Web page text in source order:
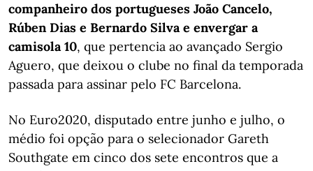
companheiro dos portugueses João Cancelo,
Rúben Dias e Bernardo Silva e envergar a
camisola 10, que pertencia ao avançado Sergio
Aguero, que deixou o clube no final da temporada
passada para assinar pelo FC Barcelona.
No Euro2020, disputado entre junho e julho, o
médio foi opção para o selecionador Gareth
Southgate em cinco dos sete encontros que a